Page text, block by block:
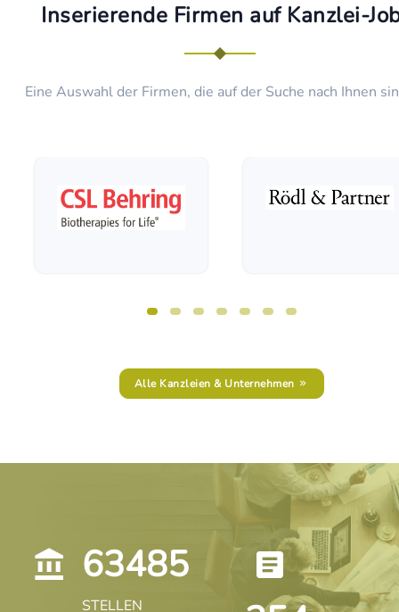
Inserierende Firmen auf Kanzlei-
Eine Auswahl der Firmen, die auf der Suche nach Ihnen
Alle Kanzleien & Unternehmen
63485
STELLEN